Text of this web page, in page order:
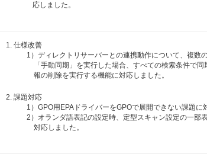
応しました。
仕様改善
1）ディレクトリサーバーとの連携動作について、複数
「手動同期」を実行した場合、すべての検索条件で
報の削除を実行する機能に対応しました。
課題対応
1）GPO用EPAドライバーをGPOで展開できない課題に
2）オランダ語表記の設定時、定型スキャン設定の一部
対応しました。